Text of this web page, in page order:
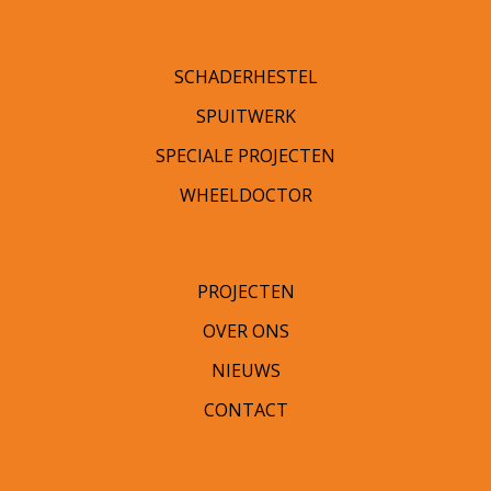
SCHADERHESTEL
SPUITWERK
SPECIALE PROJECTEN
WHEELDOCTOR
PROJECTEN
OVER ONS
NIEUWS
CONTACT